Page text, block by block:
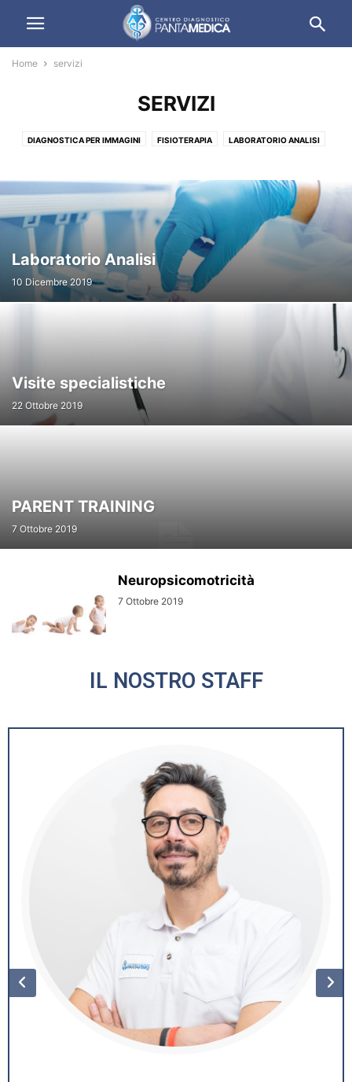
Home servizi
SERVIZI
DIAGNOSTICA PER IMMAGINI FISIOTERAPIA LABORATORIO ANALISI
STAFF VISITE SPECIALISTICHE
Laboratorio Analisi
10 Dicembre 2019
Visite specialistiche
22 Ottobre 2019
PARENT TRAINING
7 Ottobre 2019
Neuropsicomotricità
7 Ottobre 2019
IL NOSTRO STAFF